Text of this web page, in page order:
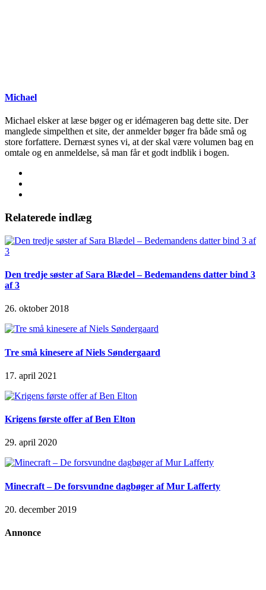
Michael
Michael elsker at læse bøger og er idémageren bag dette site. Der
manglede simpelthen et site, der anmelder bøger fra både små og
store forfattere. Dernæst synes vi, at der skal være volumen bag en
omtale og en anmeldelse, så man får et godt indblik i bogen.
Relaterede indlæg
Den tredje søster af Sara Blædel – Bedemandens datter bind 3
af 3
26. oktober 2018
Tre små kinesere af Niels Søndergaard
17. april 2021
Krigens første offer af Ben Elton
29. april 2020
Minecraft – De forsvundne dagbøger af Mur Lafferty
20. december 2019
Annonce